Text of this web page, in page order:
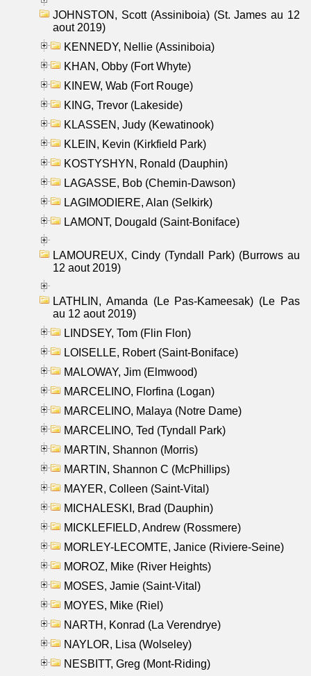
JOHNSTON, Scott (Assiniboia) (St. James au 12
aout 2019)
KENNEDY, Nellie (Assiniboia)
KHAN, Obby (Fort Whyte)
KINEW, Wab (Fort Rouge)
KING, Trevor (Lakeside)
KLASSEN, Judy (Kewatinook)
KLEIN, Kevin (Kirkfield Park)
KOSTYSHYN, Ronald (Dauphin)
LAGASSE, Bob (Chemin-Dawson)
LAGIMODIERE, Alan (Selkirk)
LAMONT, Dougald (Saint-Boniface)
LAMOUREUX, Cindy (Tyndall Park) (Burrows au
12 aout 2019)
LATHLIN, Amanda (Le Pas-Kameesak) (Le Pas
au 12 aout 2019)
LINDSEY, Tom (Flin Flon)
LOISELLE, Robert (Saint-Boniface)
MALOWAY, Jim (Elmwood)
MARCELINO, Florfina (Logan)
MARCELINO, Malaya (Notre Dame)
MARCELINO, Ted (Tyndall Park)
MARTIN, Shannon (Morris)
MARTIN, Shannon C (McPhillips)
MAYER, Colleen (Saint-Vital)
MICHALESKI, Brad (Dauphin)
MICKLEFIELD, Andrew (Rossmere)
MORLEY-LECOMTE, Janice (Riviere-Seine)
MOROZ, Mike (River Heights)
MOSES, Jamie (Saint-Vital)
MOYES, Mike (Riel)
NARTH, Konrad (La Verendrye)
NAYLOR, Lisa (Wolseley)
NESBITT, Greg (Mont-Riding)